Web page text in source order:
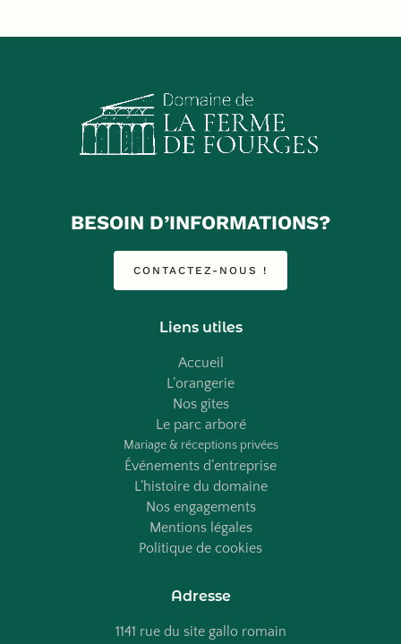
BESOIN D’INFORMATIONS?
CONTACTEZ-NOUS !
Liens utiles
Accueil
L’orangerie
Nos gîtes
Le parc arboré
Mariage & réceptions privées
Événements d’entreprise
L’histoire du domaine
Nos engagements
Mentions légales
Politique de cookies
Adresse
1141 rue du site gallo romain